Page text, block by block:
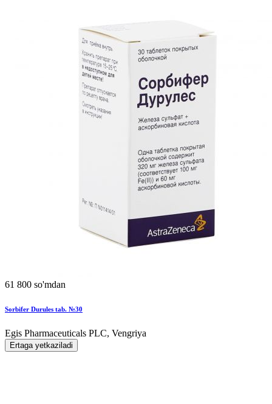
61 800 so'mdan
Sorbifer Durules tab. №30
Egis Pharmaceuticals PLC, Vengriya
Ertaga yetkaziladi